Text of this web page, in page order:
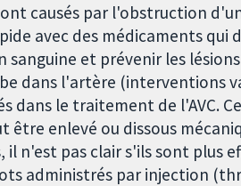
causés par l'obstruction
avec des médicaments qui
et prévenir les lésions
dans l'artère (interventions
dans le traitement de l'AVC.
être enlevé ou dissous
n'est pas clair s'ils sont plus
administrés par injection